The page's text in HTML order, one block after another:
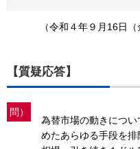
（令和４年９月16日
【質疑応答】
問）
為替市場の動きにつ
めたあらゆる手段を